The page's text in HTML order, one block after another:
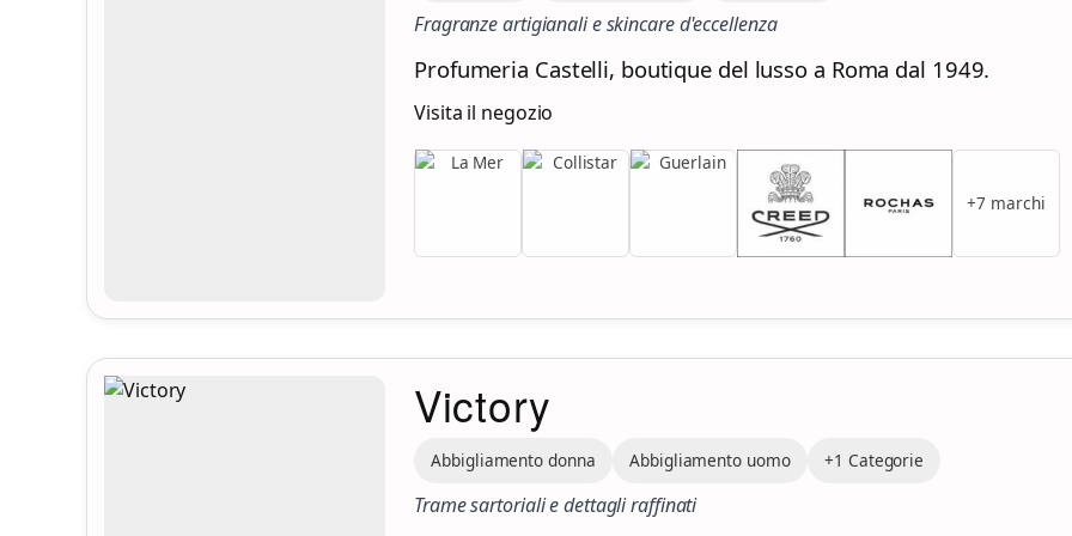
Fragranze artigianali e skincare d'eccellenza
Profumeria Castelli, boutique del lusso a Roma dal 1949.
Visita il negozio
+7 marchi
Victory
Abbigliamento donna Abbigliamento uomo +1 Categorie
Trame sartoriali e dettagli raffinati